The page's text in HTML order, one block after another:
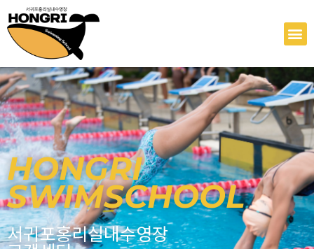
텐
건
너
뛰
기
HONGRI
SWIMSCHOOL
서귀포홍리실내수영장